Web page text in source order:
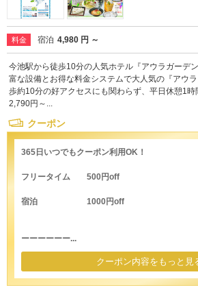
料金 宿泊 4,980 円 ～
今池駅から徒歩10分の人気ホテル『アウラガーデ
富な設備とお得な料金システムで大人気の『アウ
歩約10分の好アクセスにも関わらず、平日休憩1
2,790円～...
クーポン
365日いつでもクーポン利用OK！
フリータイム 500円off
宿泊 1000円off
ーーーーーー...
クーポン内容をもっと見